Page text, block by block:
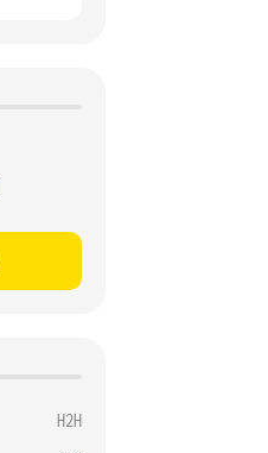
H2H